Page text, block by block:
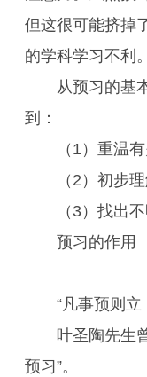
但这很可能挤掉
的学科学习不利。
从预习的基本
到：
（1）重温有
（2）初步理
（3）找出不
预习的作用
“凡事预则立，
叶圣陶先生曾
预习”。